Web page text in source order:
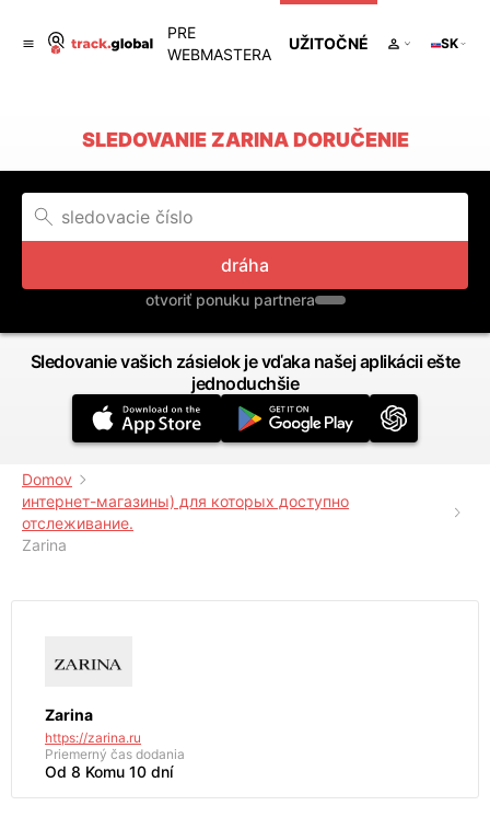
PRE
WEBMASTERA
UŽITOČNÉ SK
SLEDOVANIE ZARINA DORUČENIE
dráha
otvoriť ponuku partnera
Sledovanie vašich zásielok je vďaka našej aplikácii ešte
jednoduchšie
Domov
интернет-магазины) для которых доступно
отслеживание.
Zarina
Zarina
https://zarina.ru
Priemerný čas dodania
Od 8 Komu 10 dní